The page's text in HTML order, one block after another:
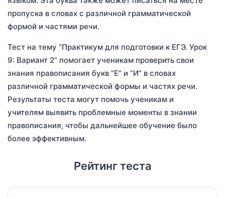
пропуска в словах с различной грамматической
формой и частями речи.
Тест на тему “Практикум для подготовки к ЕГЭ. Урок
9: Вариант 2” помогает ученикам проверить свои
знания правописания букв “Е” и “И” в словах
различной грамматической формы и частях речи.
Результаты теста могут помочь ученикам и
учителям выявить проблемные моменты в знании
правописания, чтобы дальнейшее обучение было
более эффективным.
Рейтинг теста